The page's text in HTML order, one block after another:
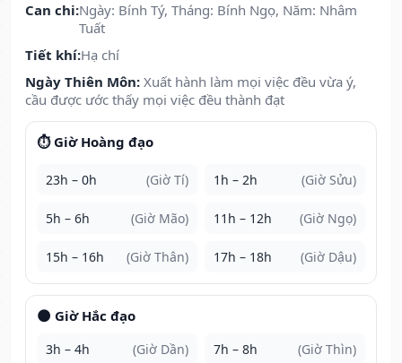
Can chi:Ngày: Bính Tý, Tháng: Bính Ngọ, Năm: Nhâm
Tuất
Tiết khí:Hạ chí
Ngày Thiên Môn: Xuất hành làm mọi việc đều vừa ý,
cầu được ước thấy mọi việc đều thành đạt
⏱️ Giờ Hoàng đạo
23h – 0h (Giờ Tí) 1h – 2h (Giờ Sửu)
5h – 6h (Giờ Mão) 11h – 12h (Giờ Ngọ)
15h – 16h (Giờ Thân) 17h – 18h (Giờ Dậu)
🌑 Giờ Hắc đạo
3h – 4h (Giờ Dần) 7h – 8h (Giờ Thìn)